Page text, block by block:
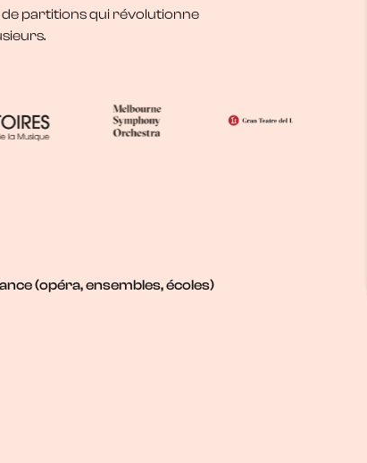
de partitions qui révolutionne
(opéra, ensembles, écoles)